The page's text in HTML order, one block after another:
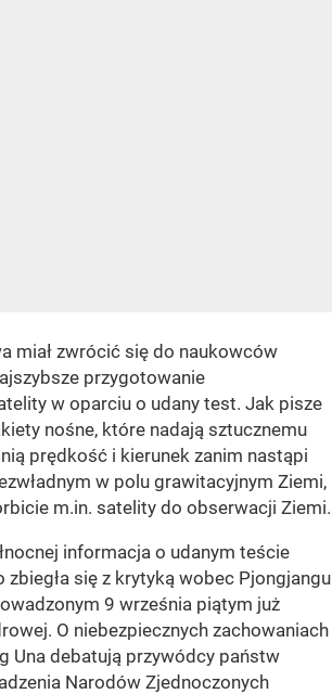
miał zwrócić się do naukowców
przygotowanie
w oparciu o udany test. Jak pisze
nośne, które nadają sztucznemu
prędkość i kierunek zanim nastąpi
w polu grawitacyjnym Ziemi,
m.in. satelity do obserwacji Ziemi.
informacja o udanym teście
się z krytyką wobec Pjongjangu
9 września piątym już
O niebezpiecznych zachowaniach
Una debatują przywódcy państw
Narodów Zjednoczonych